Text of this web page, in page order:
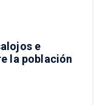
e
la población